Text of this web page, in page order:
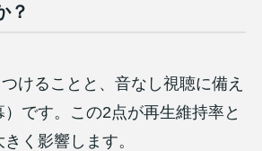
？
けることと、音なし視聴に備え
です。この2点が再生維持率と
く影響します。